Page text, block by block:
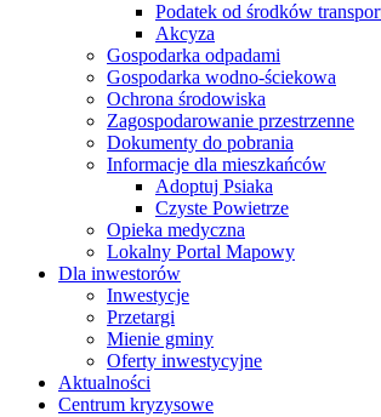
Podatek od środków
Akcyza
Gospodarka odpadami
Gospodarka wodno-ściekowa
Ochrona środowiska
Zagospodarowanie przestrzenne
Dokumenty do pobrania
Informacje dla mieszkańców
Adoptuj Psiaka
Czyste Powietrze
Opieka medyczna
Lokalny Portal Mapowy
Dla inwestorów
Inwestycje
Przetargi
Mienie gminy
Oferty inwestycyjne
Aktualności
Centrum kryzysowe